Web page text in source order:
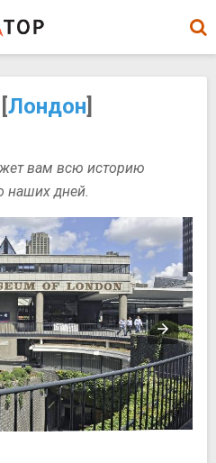
Лондон]
вам всю историю
наших дней.